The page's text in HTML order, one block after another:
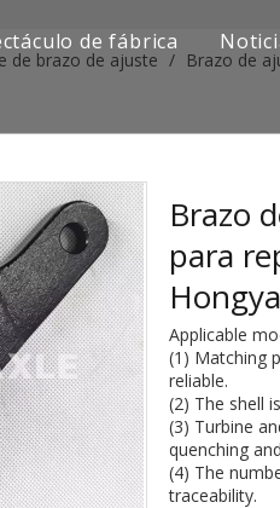
SAIC-lveco Hongyan
Foton Auman
FAW Jiefang
Dongfeng
europea y japonesa
para maquinaria de
de fábrica
de brazo de ajuste / Brazo de
Brazo
para
Applicable
(1) Matching
reliable.
(2) The shell
(3) Turbine
quenching
(4) The
traceability.